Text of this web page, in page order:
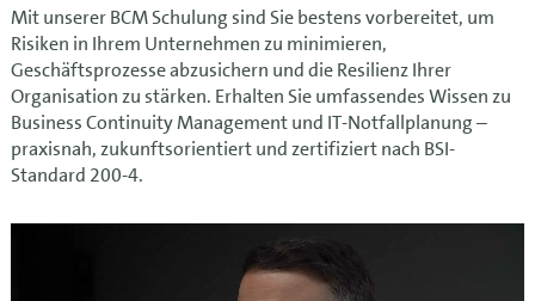
Mit unserer BCM Schulung sind Sie bestens vorbereitet, um
Risiken in Ihrem Unternehmen zu minimieren,
Geschäftsprozesse abzusichern und die Resilienz Ihrer
Organisation zu stärken. Erhalten Sie umfassendes Wissen zu
Business Continuity Management und IT-Notfallplanung –
praxisnah, zukunftsorientiert und zertifiziert nach BSI-
Standard 200-4.